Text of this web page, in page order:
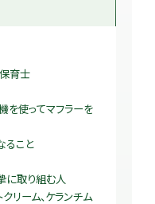
育士
を使ってマフラーを
ること
に取り組む人
リーム、ケランチム